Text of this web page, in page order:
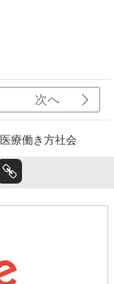
次へ
医療働き方社会